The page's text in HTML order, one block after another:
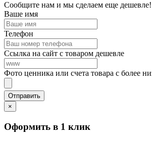
Сообщите нам и мы сделаем еще дешевле!
Ваше имя
Телефон
Ссылка на сайт с товаром дешевле
Фото ценника или счета товара с более
×
Оформить в 1 клик